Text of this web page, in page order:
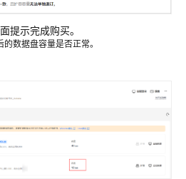
提示完成购买。
数据盘容量是否正常。